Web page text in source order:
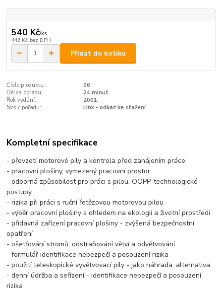
540 Kč/ks
446 Kč bez DPH
Přidat do košíku
Číslo produktu:
06
Délka pořadu:
24 minut
Rok vydání:
2001
Nosič pořadu:
Link - odkaz ke stažení
Kompletní specifikace
- převzetí motorové pily a kontrola před zahájením práce
- pracovní plošiny, vymezený pracovní prostor
- odborná způsobilost pro práci s pilou, OOPP, technologické
postupy
- rizika při práci s ruční řetězovou motorovou pilou
- výběr pracovní plošiny s ohledem na ekologii a životní prostředí
- přídavná zařízení pracovní plošiny - zvýšená bezpečnostní
opatření
- ošetřování stromů, odstraňování větví a odvětvování
- formulář identifikace nebezpečí a posouzení rizika
- použití teleskopické vyvětvovací pily - jako náhrada, alternativa
- denní údržba a seřízení - identifikace nebezpečí a posouzení
rizika